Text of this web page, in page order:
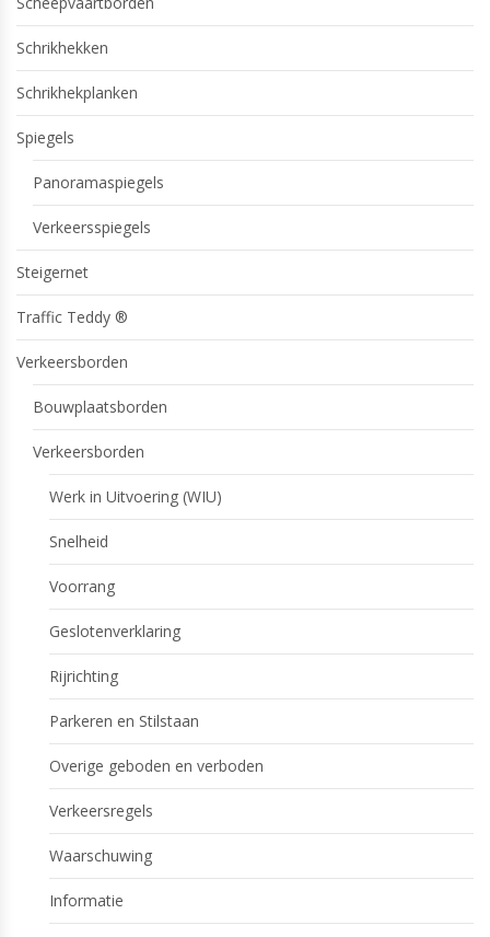
Schrikhekken
Schrikhekplanken
Spiegels
Panoramaspiegels
Verkeersspiegels
Steigernet
Traffic Teddy ®
Verkeersborden
Bouwplaatsborden
Verkeersborden
Werk in Uitvoering (WIU)
Snelheid
Voorrang
Geslotenverklaring
Rijrichting
Parkeren en Stilstaan
Overige geboden en verboden
Verkeersregels
Waarschuwing
Informatie